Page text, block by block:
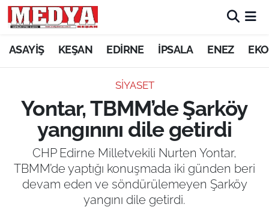
ASAYİŞ KEŞAN EDİRNE İPSALA ENEZ
SİYASET
Yontar, TBMM’de Şarköy
yangınını dile getirdi
CHP Edirne Milletvekili Nurten Yontar,
TBMM’de yaptığı konuşmada iki günden beri
devam eden ve söndürülemeyen Şarköy
yangını dile getirdi.
KEŞAN
ASAYİŞ
SİYASET
GÜNDEM